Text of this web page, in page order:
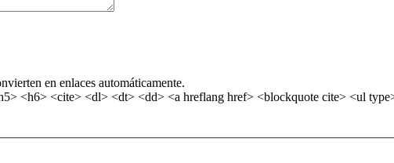
en enlaces automáticamente.
<h6> <cite> <dl> <dt> <dd> <a hreflang href> <blockquote cite> <ul